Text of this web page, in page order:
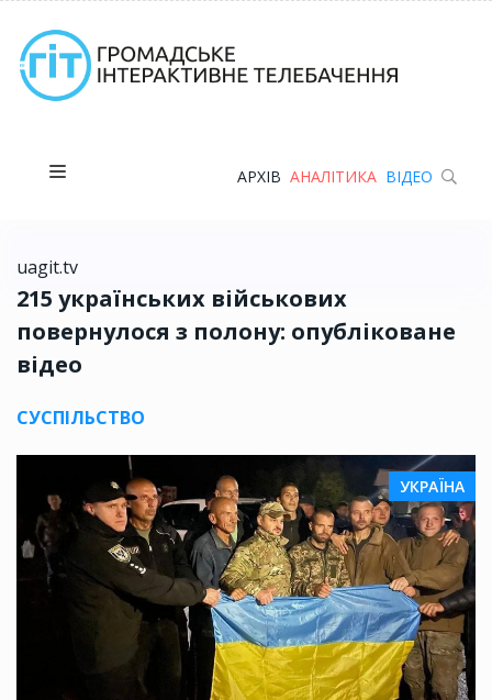
АРХІВ АНАЛІТИКА ВІДЕО
uagit.tv
215 українських військових
повернулося з полону: опубліковане
відео
СУСПІЛЬСТВО
УКРАЇНА